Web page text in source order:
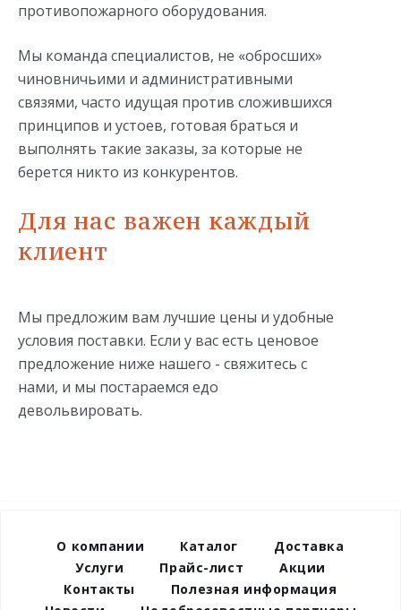
противопожарного оборудования.
Мы команда специалистов, не «обросших»
чиновничьими и административными
связями, часто идущая против сложившихся
принципов и устоев, готовая браться и
выполнять такие заказы, за которые не
берется никто из конкурентов.
Для нас важен каждый
клиент
Мы предложим вам лучшие цены и удобные
условия поставки. Если у вас есть ценовое
предложение ниже нашего - свяжитесь с
нами, и мы постараемся едо
девольвировать.
О компании Каталог
Доставка
Услуги
Прайс-лист
Акции
Контакты
Полезная информация